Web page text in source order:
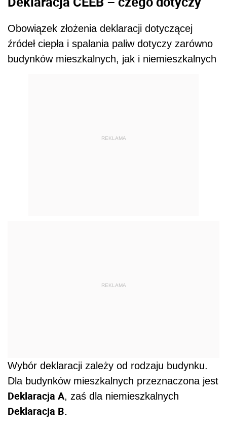
Obowiązek złożenia deklaracji dotyczącej
źródeł ciepła i spalania paliw dotyczy zarówno
budynków mieszkalnych, jak i niemieszkalnych
REKLAMA
REKLAMA
Wybór deklaracji zależy od rodzaju budynku.
Dla budynków mieszkalnych przeznaczona jest
Deklaracja A, zaś dla niemieszkalnych
Deklaracja B.